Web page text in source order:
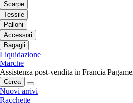
Scarpe
Tessile
Palloni
Accessori
Bagagli
Liquidazione
Marche
Assistenza post-vendita in Francia
Cerca
Nuovi arrivi
Racchette